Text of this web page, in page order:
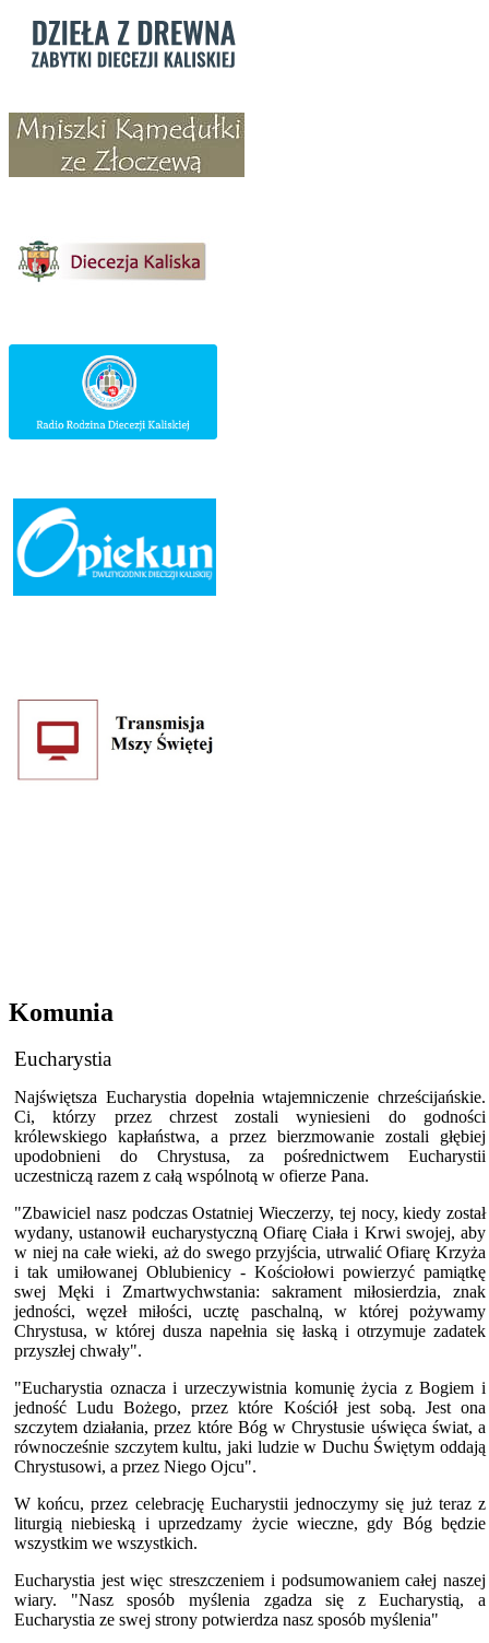
Komunia
Eucharystia
Najświętsza Eucharystia dopełnia wtajemniczenie chrześcijańskie.
Ci, którzy przez chrzest zostali wyniesieni do godności
królewskiego kapłaństwa, a przez bierzmowanie zostali głębiej
upodobnieni do Chrystusa, za pośrednictwem Eucharystii
uczestniczą razem z całą wspólnotą w ofierze Pana.
"Zbawiciel nasz podczas Ostatniej Wieczerzy, tej nocy, kiedy został
wydany, ustanowił eucharystyczną Ofiarę Ciała i Krwi swojej, aby
w niej na całe wieki, aż do swego przyjścia, utrwalić Ofiarę Krzyża
i tak umiłowanej Oblubienicy - Kościołowi powierzyć pamiątkę
swej Męki i Zmartwychwstania: sakrament miłosierdzia, znak
jedności, węzeł miłości, ucztę paschalną, w której pożywamy
Chrystusa, w której dusza napełnia się łaską i otrzymuje zadatek
przyszłej chwały".
"Eucharystia oznacza i urzeczywistnia komunię życia z Bogiem i
jedność Ludu Bożego, przez które Kościół jest sobą. Jest ona
szczytem działania, przez które Bóg w Chrystusie uświęca świat, a
równocześnie szczytem kultu, jaki ludzie w Duchu Świętym oddają
Chrystusowi, a przez Niego Ojcu".
W końcu, przez celebrację Eucharystii jednoczymy się już teraz z
liturgią niebieską i uprzedzamy życie wieczne, gdy Bóg będzie
wszystkim we wszystkich.
Eucharystia jest więc streszczeniem i podsumowaniem całej naszej
wiary. "Nasz sposób myślenia zgadza się z Eucharystią, a
Eucharystia ze swej strony potwierdza nasz sposób myślenia"